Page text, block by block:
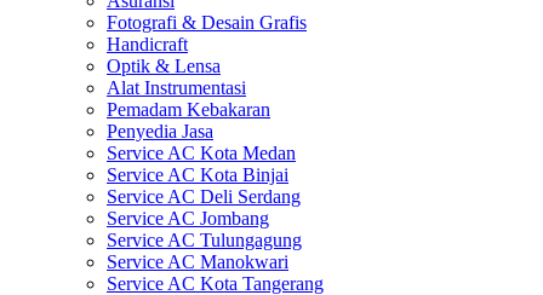
Fotografi & Desain Grafis
Handicraft
Optik & Lensa
Alat Instrumentasi
Pemadam Kebakaran
Penyedia Jasa
Service AC Kota Medan
Service AC Kota Binjai
Service AC Deli Serdang
Service AC Jombang
Service AC Tulungagung
Service AC Manokwari
Service AC Kota Tangerang